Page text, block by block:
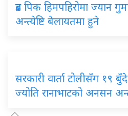
ब्रड पिक हिमपहिरोमा ज्यान
अन्त्येष्टि बेलायतमा हुने
सरकारी वार्ता टोलीसँग १९
ज्योति रानाभाटको अनसन